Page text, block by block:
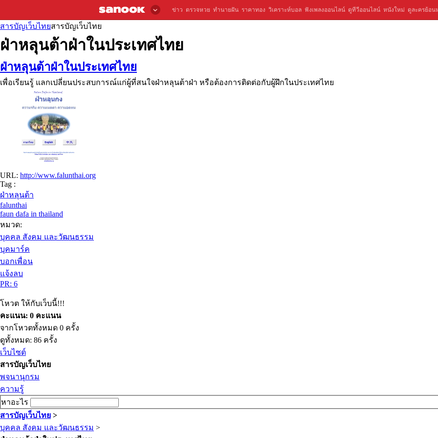
ข่าว ตรวจหวย ทำนายฝัน ราคาทอง วิเคราะห์บอล ฟังเพลงออนไลน์ ดูทีวีออนไลน์ หนังใหม่ ดูละครย้อน
สารบัญเว็บไทยสารบัญเว็บไทย
ฝ่าหลุนต้าฝ่าในประเทศไทย
ฝ่าหลุนต้าฝ่าในประเทศไทย
เพื่อเรียนรู้ แลกเปลี่ยนประสบการณ์แก่ผู้ที่สนใจฝ่าหลุนต้าฝ่า หรือต้องการติดต่อกับผู้ฝึกในประเทศไทย
URL: http://www.falunthai.org
Tag :
ฝ่าหลุนต้า
falunthai
faun dafa in thailand
หมวด:
บุคคล สังคม และวัฒนธรรม
บุคมาร์ค
บอกเพื่อน
แจ้งลบ
PR: 6
โหวต ให้กับเว็บนี้!!!
คะแนน: 0 คะแนน
จากโหวตทั้งหมด 0 ครั้ง
ดูทั้งหมด: 86 ครั้ง
เว็บไซต์
สารบัญเว็บไทย
พจนานุกรม
ความรู้
หาอะไร
สารบัญเว็บไทย >
บุคคล สังคม และวัฒนธรรม >